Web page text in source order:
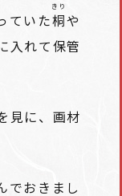
ていた桐
きり
や
入れて保管
見に、画材
でおきまし